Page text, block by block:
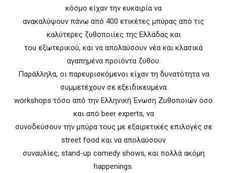
κόσμο είχαν την ευκαιρία να
ανακαλύψουν πάνω από 400 ετικέτες μπύρας από τις
καλύτερες ζυθοποιίες της Ελλάδας και
του εξωτερικού, και να απολαύσουν νέα και κλασικά
αγαπημένα προϊόντα ζύθου.
Παράλληλα, οι παρευρισκόμενοι είχαν τη δυνατότητα να
συμμετέχουν σε εξειδικευμένα
workshops τόσο από την Ελληνική Ένωση Ζυθοποιών όσο
και από beer experts, να
συνοδεύσουν την μπύρα τους με εξαιρετικές επιλογές σε
street food και να απολαύσουν
συναυλίες, stand-up comedy shows, και πολλά ακόμη
happenings.